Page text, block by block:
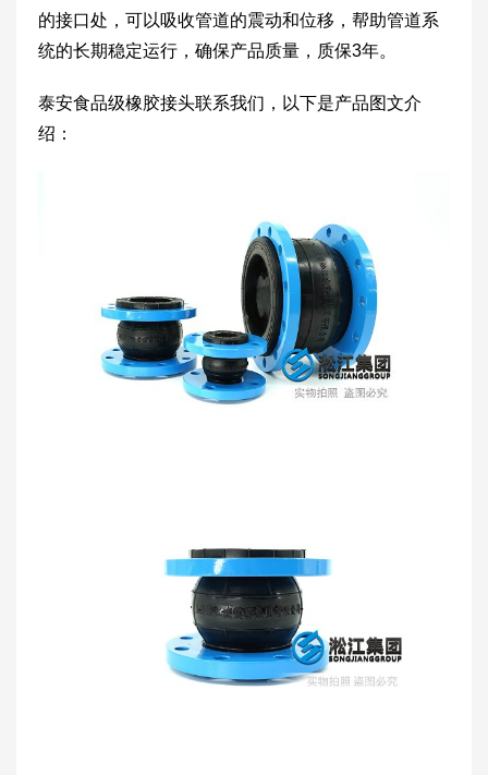
的接口处，可以吸收管道的震动和位移，帮助管道系
统的长期稳定运行，确保产品质量，质保3年。
泰安食品级橡胶接头联系我们，以下是产品图文介
绍：